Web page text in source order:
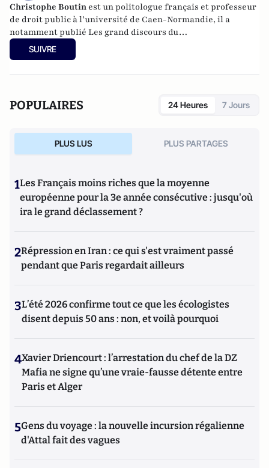
Christophe Boutin est un politologue français et professeur
de droit public à l’université de Caen-Normandie, il a
notamment publié Les grand discours du
XXe siècle(Flammarion 2009) et co-dirigé
du conservatisme
SUIVRE
POPULAIRES 24 Heures 7 Jours
PLUS LUS PLUS PARTAGES
1Les Français moins riches que la moyenne
européenne pour la 3e année consécutive : jusqu'où
ira le grand déclassement ?
2Répression en Iran : ce qui s'est vraiment passé
pendant que Paris regardait ailleurs
3L’été 2026 confirme tout ce que les écologistes
disent depuis 50 ans : non, et voilà pourquoi
4Xavier Driencourt : l’arrestation du chef de la DZ
Mafia ne signe qu’une vraie-fausse détente entre
Paris et Alger
5Gens du voyage : la nouvelle incursion régalienne
d'Attal fait des vagues